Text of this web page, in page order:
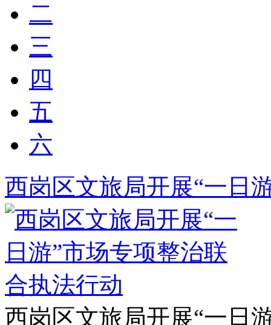
二
三
四
五
六
西岗区文旅局开展“一日
西岗区文旅局开展“一日